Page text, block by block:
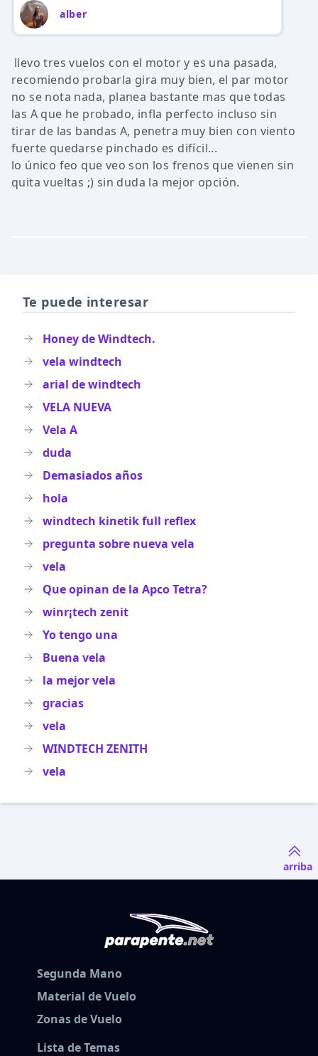
alber
llevo tres vuelos con el motor y es una pasada,
recomiendo probarla gira muy bien, el par motor
no se nota nada, planea bastante mas que todas
las A que he probado, infla perfecto incluso sin
tirar de las bandas A, penetra muy bien con viento
fuerte quedarse pinchado es difícil...
lo único feo que veo son los frenos que vienen sin
quita vueltas ;) sin duda la mejor opción.
Te puede interesar
Honey de Windtech.
vela windtech
arial de windtech
VELA NUEVA
Vela A
duda
Demasiados años
hola
windtech kinetik full reflex
pregunta sobre nueva vela
vela
Que opinan de la Apco Tetra?
winr¡tech zenit
Yo tengo una
Buena vela
la mejor vela
gracias
vela
WINDTECH ZENITH
vela
arriba
Segunda Mano
Material de Vuelo
Zonas de Vuelo
Lista de Temas